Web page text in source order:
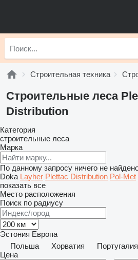
Строительная техника
Строительные леса
Distribution
Категория
строительные леса
Марка
По данному запросу ничего не
Doka Layher Plettac Distribution Pol-Met
показать все
Место расположения
Поиск по радиусу
Эстония Европа
Польша
Хорватия
Португалия
Цена